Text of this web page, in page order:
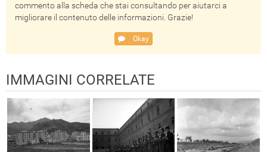
commento alla scheda che stai consultando per aiutarci a
migliorare il contenuto delle informazioni. Grazie!
Okay
IMMAGINI CORRELATE